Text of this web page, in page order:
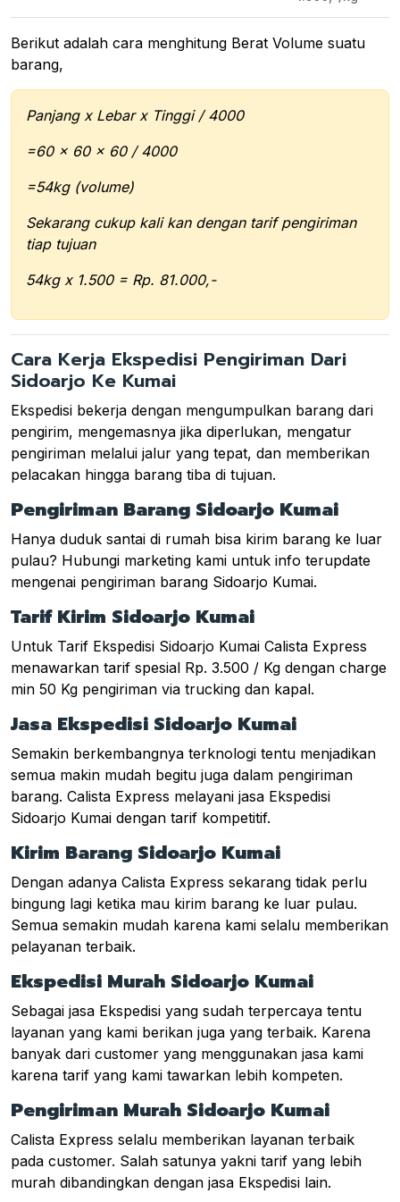
Berikut adalah cara menghitung Berat Volume suatu
barang,
Panjang x Lebar x Tinggi / 4000
=60 x 60 x 60 / 4000
=54kg (volume)
Sekarang cukup kali kan dengan tarif pengiriman
tiap tujuan
54kg x 1.500 = Rp. 81.000,-
Cara Kerja Ekspedisi Pengiriman Dari
Sidoarjo Ke Kumai
Ekspedisi bekerja dengan mengumpulkan barang dari
pengirim, mengemasnya jika diperlukan, mengatur
pengiriman melalui jalur yang tepat, dan memberikan
pelacakan hingga barang tiba di tujuan.
Pengiriman Barang Sidoarjo Kumai
Hanya duduk santai di rumah bisa kirim barang ke luar
pulau? Hubungi marketing kami untuk info terupdate
mengenai pengiriman barang Sidoarjo Kumai.
Tarif Kirim Sidoarjo Kumai
Untuk Tarif Ekspedisi Sidoarjo Kumai Calista Express
menawarkan tarif spesial Rp. 3.500 / Kg dengan charge
min 50 Kg pengiriman via trucking dan kapal.
Jasa Ekspedisi Sidoarjo Kumai
Semakin berkembangnya terknologi tentu menjadikan
semua makin mudah begitu juga dalam pengiriman
barang. Calista Express melayani jasa Ekspedisi
Sidoarjo Kumai dengan tarif kompetitif.
Kirim Barang Sidoarjo Kumai
Dengan adanya Calista Express sekarang tidak perlu
bingung lagi ketika mau kirim barang ke luar pulau.
Semua semakin mudah karena kami selalu memberikan
pelayanan terbaik.
Ekspedisi Murah Sidoarjo Kumai
Sebagai jasa Ekspedisi yang sudah terpercaya tentu
layanan yang kami berikan juga yang terbaik. Karena
banyak dari customer yang menggunakan jasa kami
karena tarif yang kami tawarkan lebih kompeten.
Pengiriman Murah Sidoarjo Kumai
Calista Express selalu memberikan layanan terbaik
pada customer. Salah satunya yakni tarif yang lebih
murah dibandingkan dengan jasa Ekspedisi lain.